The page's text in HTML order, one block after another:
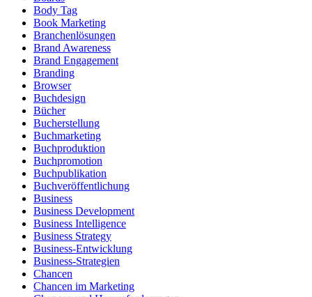
Body Tag
Book Marketing
Branchenlösungen
Brand Awareness
Brand Engagement
Branding
Browser
Buchdesign
Bücher
Bucherstellung
Buchmarketing
Buchproduktion
Buchpromotion
Buchpublikation
Buchveröffentlichung
Business
Business Development
Business Intelligence
Business Strategy
Business-Entwicklung
Business-Strategien
Chancen
Chancen im Marketing